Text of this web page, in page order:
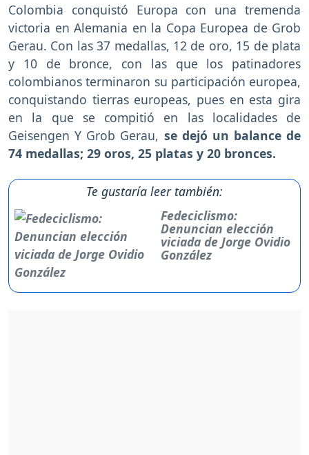
Colombia conquistó Europa con una tremenda
victoria en Alemania en la Copa Europea de Grob
Gerau. Con las 37 medallas, 12 de oro, 15 de plata
y 10 de bronce, con las que los patinadores
colombianos terminaron su participación europea,
conquistando tierras europeas, pues en esta gira
en la que se compitió en las localidades de
Geisengen Y Grob Gerau, se dejó un balance de
74 medallas; 29 oros, 25 platas y 20 bronces.
Te gustaría leer también:
Fedeciclismo:
Denuncian elección
viciada de Jorge Ovidio
González